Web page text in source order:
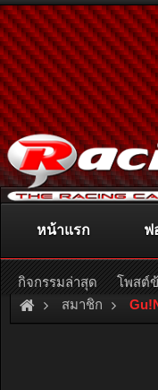
ติดต่อลงโฆษณา
หรืออ่านร
สมาชิก
หน้าแรก ฟ
กิจกรรมล่าสุด โพสต์